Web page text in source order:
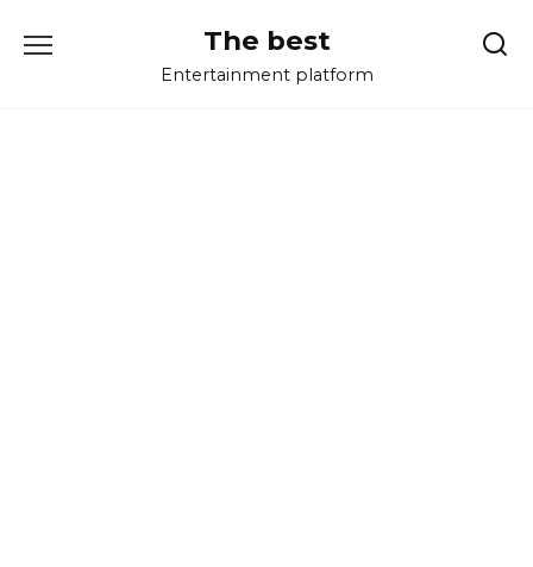
The best
Entertainment platform